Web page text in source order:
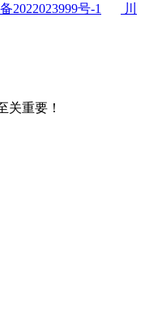
2022023999号-1
川
关重要！